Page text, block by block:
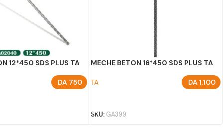
12*450 SDS PLUS TA
DA750
MECHE BETON 16*450 SDS PLUS TA
TA DA1.100
SKU: GA399